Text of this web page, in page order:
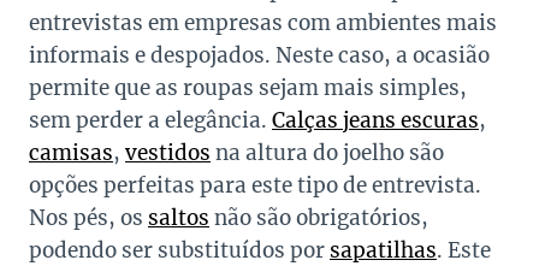
entrevistas em empresas com ambientes mais
informais e despojados. Neste caso, a ocasião
permite que as roupas sejam mais simples,
sem perder a elegância. Calças jeans escuras,
camisas, vestidos na altura do joelho são
opções perfeitas para este tipo de entrevista.
Nos pés, os saltos não são obrigatórios,
podendo ser substituídos por sapatilhas. Este